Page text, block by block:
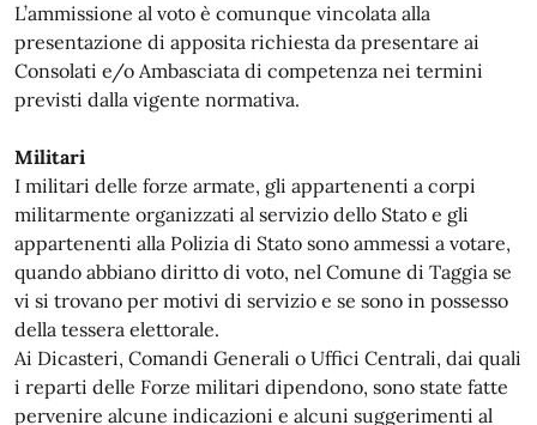
L’ammissione al voto è comunque vincolata alla
presentazione di apposita richiesta da presentare ai
Consolati e/o Ambasciata di competenza nei termini
previsti dalla vigente normativa.
Militari
I militari delle forze armate, gli appartenenti a corpi
militarmente organizzati al servizio dello Stato e gli
appartenenti alla Polizia di Stato sono ammessi a votare,
quando abbiano diritto di voto, nel Comune di Taggia se
vi si trovano per motivi di servizio e se sono in possesso
della tessera elettorale.
Ai Dicasteri, Comandi Generali o Uffici Centrali, dai quali
i reparti delle Forze militari dipendono, sono state fatte
pervenire alcune indicazioni e alcuni suggerimenti al